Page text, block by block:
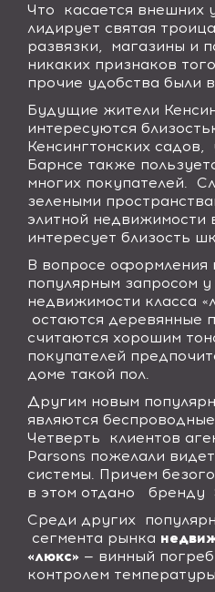
Что
касается внешних
лидирует святая
развязки,
магазины и
никаких признаков
прочие удобства были
Будущие жители
интересуются
Кенсингтонских садов,
Барнсе также
многих покупателей.
зелеными
элитной недвижимости
интересует близость
В вопросе оформления
популярным запросом у
недвижимости класса
остаются деревянные
считаются хорошим
покупателей
доме такой пол.
Другим новым
являются
Четверть
клиентов
Parsons пожелали
системы. Причем
в этом отдано
бренду
Среди других
сегмента рынка
«люкс» — винный погреб
контролем